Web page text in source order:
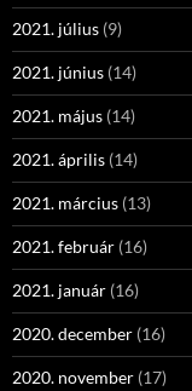
2021. július (9)
2021. június (14)
2021. május (14)
2021. április (14)
2021. március (13)
2021. február (16)
2021. január (16)
2020. december (16)
2020. november (17)